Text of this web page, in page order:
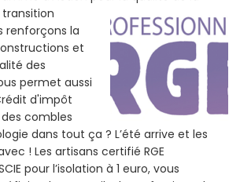
transition
renforçons la
et
des
permet aussi
d'impôt
des combles
dans tout ça ? L’été arrive et les
! Les artisans certifié RGE
SCIE pour l’isolation à 1 euro, vous